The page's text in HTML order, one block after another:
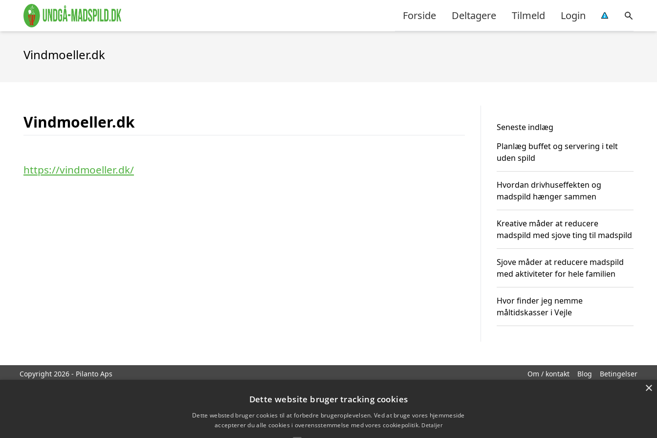
Forside Deltagere Tilmeld Login
Vindmoeller.dk
Vindmoeller.dk
https://vindmoeller.dk/
Seneste indlæg
Planlæg buffet og servering i telt
uden spild
Hvordan drivhuseffekten og
madspild hænger sammen
Kreative måder at reducere
madspild med sjove ting til madspild
Sjove måder at reducere madspild
med aktiviteter for hele familien
Hvor finder jeg nemme
måltidskasser i Vejle
Copyright 2026 - Pilanto Aps Om / kontakt Blog Betingelser
×
Dette website bruger tracking cookies
Dette websted bruger cookies til at forbedre brugeroplevelsen. Ved at bruge vores hjemmeside
accepterer du alle cookies i overensstemmelse med vores cookiepolitik. Detaljer